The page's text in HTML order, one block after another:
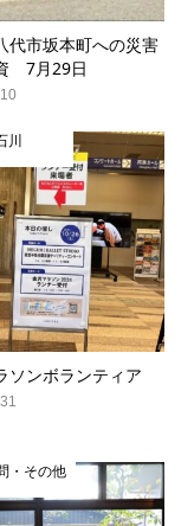
代市坂本町への災害
7月29日
川
ソンボランティア
・その他